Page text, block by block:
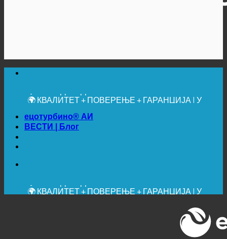
🌍 КВАЛИТЕТ + ПОВЕРЕЊЕ + ГАРАНЦИЈА | У
ецотурбино® АИ
ВЕСТИ | Блог
🌍 КВАЛИТЕТ + ПОВЕРЕЊЕ + ГАРАНЦИЈА | У